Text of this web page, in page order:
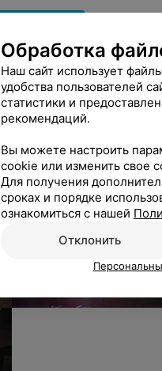
Обработка
Наш сайт использует
удобства пользователей
статистики и
рекомендаций.
Вы можете настроить
cookie или изменить свое
Для получения
сроках и порядке
ознакомиться с нашей
Отклонить